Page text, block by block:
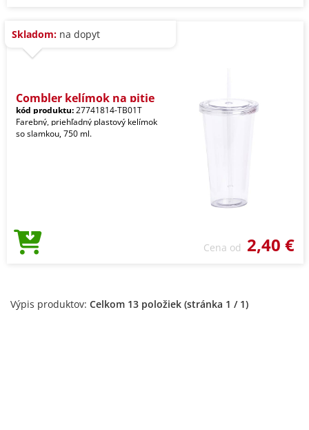
Skladom: na dopyt
Combler kelímok na pitie
kód produktu:27741814-TB01T
Farebný, priehľadný plastový kelímok
so slamkou, 750 ml.
Cena od 2,40 €
Výpis produktov: Celkom 13 položiek (stránka 1 / 1)